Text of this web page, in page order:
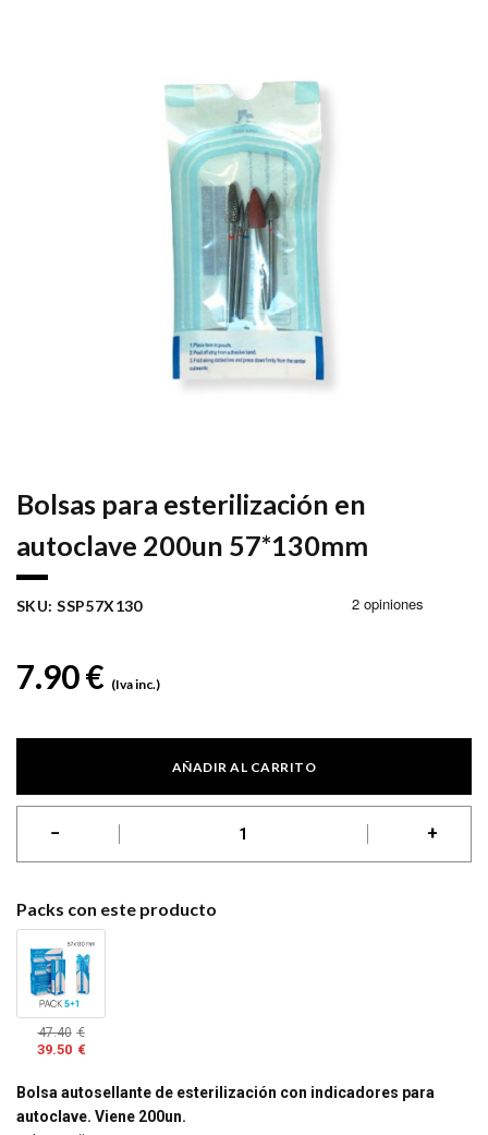
Bolsas para esterilización en
autoclave 200un 57*130mm
SKU:SSP57X130
7.90€ (Iva inc.)
AÑADIR AL CARRITO
Bolsas para esterilización en autoclave 200un 57*130mm
− +
Packs con este producto
47.40 €
El precio original era: 47.40€.
39.50 €
Bolsa autosellante de esterilización con indicadores para
autoclave. Viene 200un.